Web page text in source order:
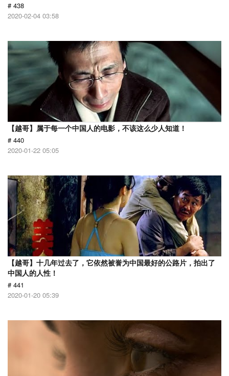
# 438
2020-02-04 03:58
【越哥】属于每一个中国人的电影，不该这么少人知道！
# 440
2020-01-22 05:05
【越哥】十几年过去了，它依然被誉为中国最好的公路片，拍出了
中国人的人性！
# 441
2020-01-20 05:39